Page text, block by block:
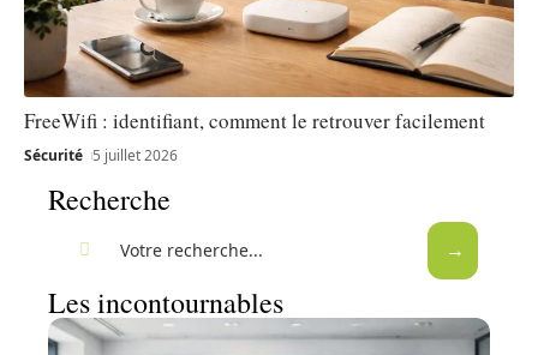
FreeWifi : identifiant, comment le retrouver facilement
Sécurité 5 juillet 2026
Recherche
Les incontournables